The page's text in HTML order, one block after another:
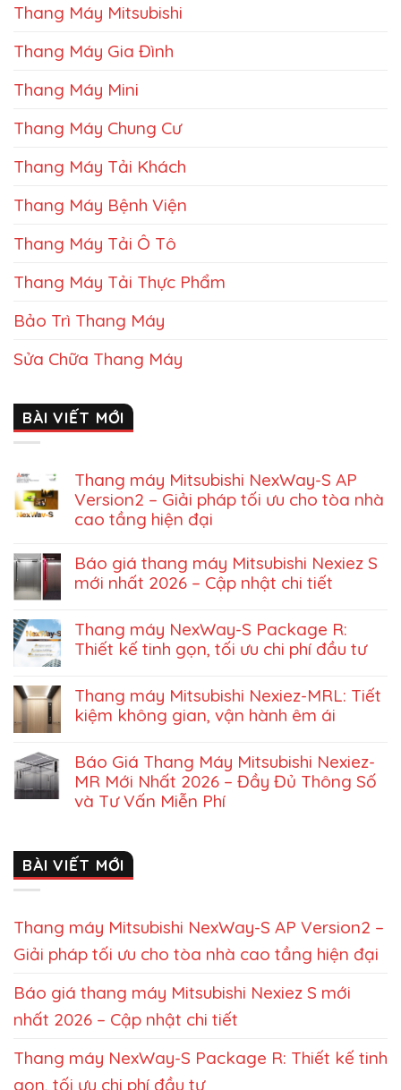
Thang Máy Mitsubishi
Thang Máy Gia Đình
Thang Máy Mini
Thang Máy Chung Cư
Thang Máy Tải Khách
Thang Máy Bệnh Viện
Thang Máy Tải Ô Tô
Thang Máy Tải Thực Phẩm
Bảo Trì Thang Máy
Sửa Chữa Thang Máy
BÀI VIẾT MỚI
Thang máy Mitsubishi NexWay-S AP
Version2 – Giải pháp tối ưu cho tòa nhà
cao tầng hiện đại
Báo giá thang máy Mitsubishi Nexiez S
mới nhất 2026 – Cập nhật chi tiết
Thang máy NexWay-S Package R:
Thiết kế tinh gọn, tối ưu chi phí đầu tư
Thang máy Mitsubishi Nexiez-MRL: Tiết
kiệm không gian, vận hành êm ái
Báo Giá Thang Máy Mitsubishi Nexiez-
MR Mới Nhất 2026 – Đầy Đủ Thông Số
và Tư Vấn Miễn Phí
BÀI VIẾT MỚI
Thang máy Mitsubishi NexWay-S AP Version2 –
Giải pháp tối ưu cho tòa nhà cao tầng hiện đại
Báo giá thang máy Mitsubishi Nexiez S mới
nhất 2026 – Cập nhật chi tiết
Thang máy NexWay-S Package R: Thiết kế tinh
gọn, tối ưu chi phí đầu tư